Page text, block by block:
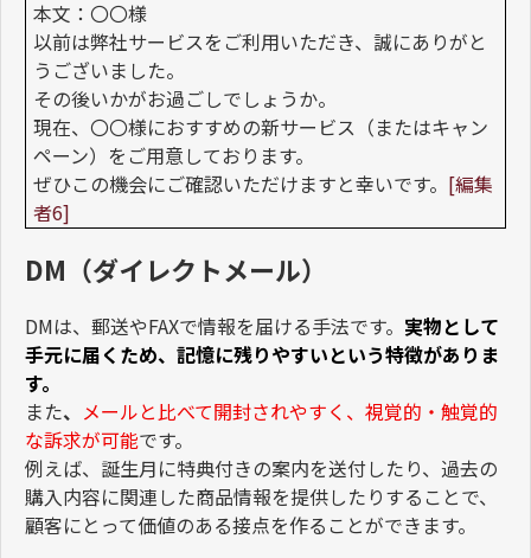
本文：〇〇様
以前は弊社サービスをご利用いただき、誠にありがと
うございました。
その後いかがお過ごしでしょうか。
現在、〇〇様におすすめの新サービス（またはキャン
ペーン）をご用意しております。
ぜひこの機会にご確認いただけますと幸いです。 [編集
者6]
DM（ダイレクトメール）
DMは、郵送やFAXで情報を届ける手法です。 実物として
手元に届くため、記憶に残りやすいという特徴がありま
す。
また、 メールと比べて開封されやすく、視覚的・触覚的
な訴求が可能です。
例えば、誕生月に特典付きの案内を送付したり、過去の
購入内容に関連した商品情報を提供したりすることで、
顧客にとって価値のある接点を作ることができます。